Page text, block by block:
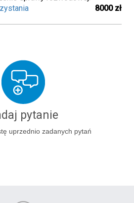
8000 zł
pytanie
uprzednio zadanych pytań